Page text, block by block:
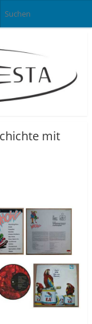
mit